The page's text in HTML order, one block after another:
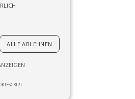
ALLE ABLEHNEN